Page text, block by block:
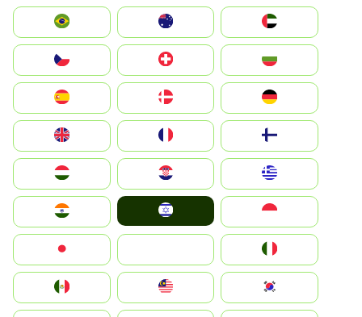
الإمارات العربية المتحدة
Switzerland
Deutschland
United Kingdom
Magyarország
Indonesia
South Korea